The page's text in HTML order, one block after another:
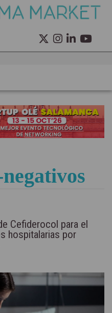
Cefiderocol para el
hospitalarias por